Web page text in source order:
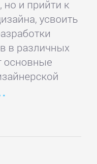
и прийти к
усвоить
в различных
основные